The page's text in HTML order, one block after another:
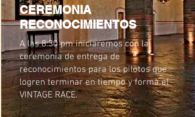
CEREMONIA
RECONOCIMIENTOS
A las 8:30 pm iniciaremos con la
ceremonia de entrega de
reconocimientos para los pilotos que
logren terminar en tiempo y forma el
VINTAGE RACE.